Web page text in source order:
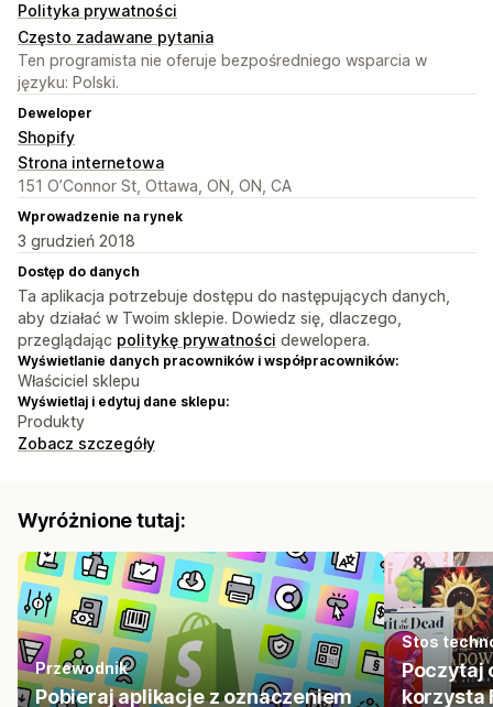
Polityka prywatności
Często zadawane pytania
Ten programista nie oferuje bezpośredniego wsparcia w
języku: Polski.
Deweloper
Shopify
Strona internetowa
151 O’Connor St, Ottawa, ON, ON, CA
Wprowadzenie na rynek
3 grudzień 2018
Dostęp do danych
Ta aplikacja potrzebuje dostępu do następujących danych,
aby działać w Twoim sklepie. Dowiedz się, dlaczego,
przeglądając politykę prywatności dewelopera.
Wyświetlanie danych pracowników i współpracowników:
Właściciel sklepu
Wyświetlaj i edytuj dane sklepu:
Produkty
Zobacz szczegóły
Wyróżnione tutaj:
Przewodnik
Pobieraj aplikacje z oznaczeniem
Stos
Poczytaj
korzysta